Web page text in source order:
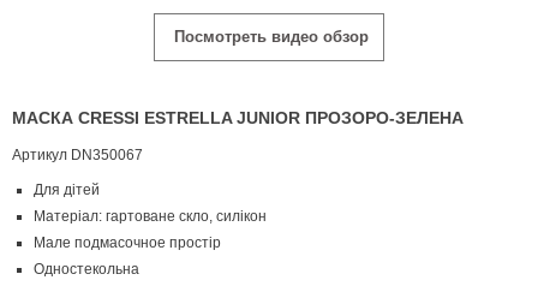
Посмотреть видео обзор
МАСКА CRESSI ESTRELLA JUNIOR ПРОЗОРО-ЗЕЛЕНА
Артикул DN350067
Для дітей
Матеріал: гартоване скло, силікон
Мале подмасочное простір
Одностекольна